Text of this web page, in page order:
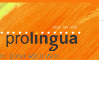
E (DIVER)CIDADE: